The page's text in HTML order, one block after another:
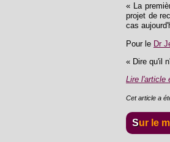
« La
projet de
cas
Pour le Dr
« Dire qu'il
Lire l'article
Cet article a
Sur le